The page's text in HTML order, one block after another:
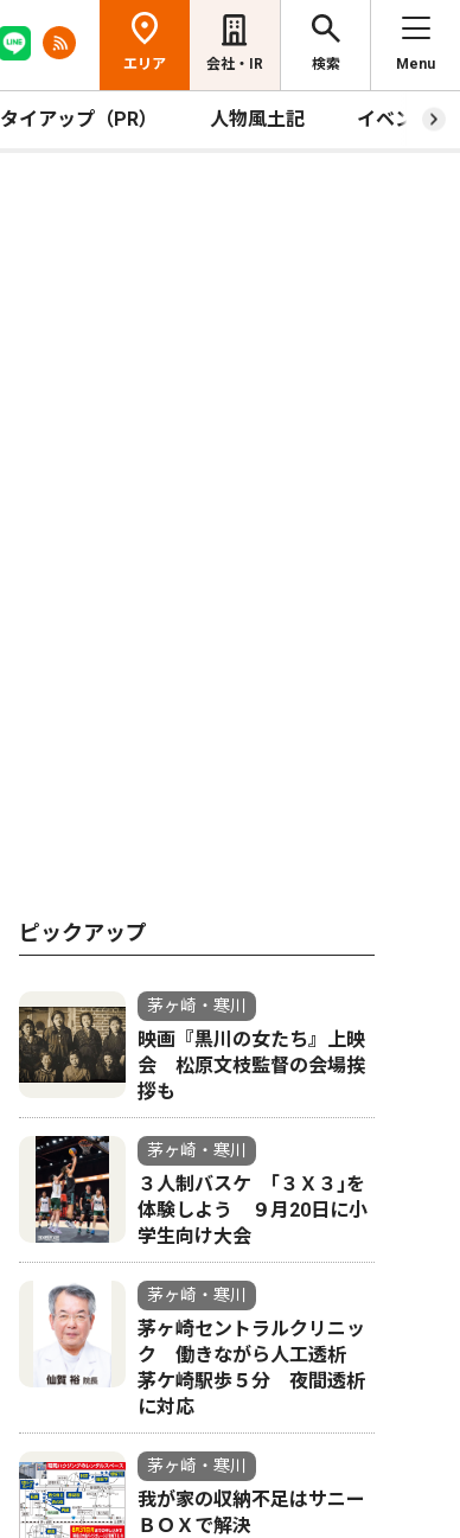
エリア 会社・IR 検索 Menu
タイアップ（PR） 人物風土記 イベント
ピックアップ
茅ヶ崎・寒川
映画『黒川の女たち』上映
会 松原文枝監督の会場挨
拶も
茅ヶ崎・寒川
３人制バスケ ｢３Ｘ３｣を
体験しよう ９月20日に小
学生向け大会
茅ヶ崎・寒川
茅ヶ崎セントラルクリニッ
ク 働きながら人工透析
茅ケ崎駅歩５分 夜間透析
に対応
茅ヶ崎・寒川
我が家の収納不足はサニー
ＢＯＸで解決